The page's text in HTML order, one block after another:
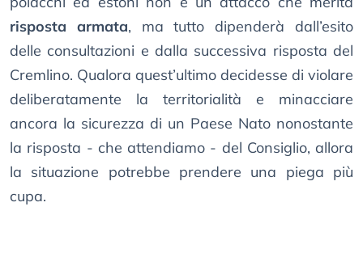
risposta armata, ma tutto dipenderà dall’esito
delle consultazioni e dalla successiva risposta del
Cremlino. Qualora quest’ultimo decidesse di violare
deliberatamente la territorialità e minacciare
ancora la sicurezza di un Paese Nato nonostante
la risposta - che attendiamo - del Consiglio, allora
la situazione potrebbe prendere una piega più
cupa.